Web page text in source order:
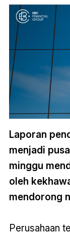
Laporan
menjadi
minggu
oleh
mendorong
Perusahaan